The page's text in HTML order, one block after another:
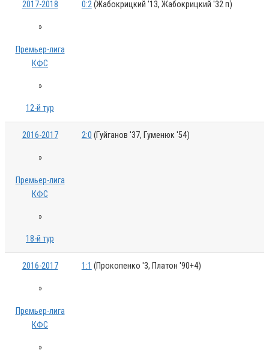
2017-2018
»
Премьер-лига
КФС
»
12-й тур
0:2(Жабокрицкий '13, Жабокрицкий '32 п)
2016-2017
»
Премьер-лига
КФС
»
18-й тур
2:0 (Гуйганов '37, Гуменюк '54)
2016-2017
»
Премьер-лига
КФС
»
1:1 (Прокопенко '3, Платон '90+4)